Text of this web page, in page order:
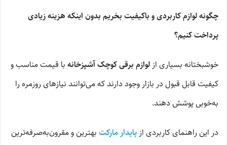
چگونه لوازم کاربردی و باکیفیت بخریم بدون اینکه هزینه زیادی
پرداخت کنیم؟
خوشبختانه بسیاری از لوازم برقی کوچک آشپزخانه با قیمت مناسب و
کیفیت قابل قبول در بازار وجود دارند که می‌توانند نیازهای روزمره را
به‌خوبی پوشش دهند.
در این راهنمای کاربردی از پایدار مارکت بهترین و مقرون‌به‌صرفه‌ترین